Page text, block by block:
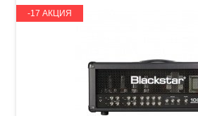
-17 АКЦИЯ